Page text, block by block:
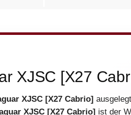
XJSC [X27
XJSC [X27 Cabrio]
XJSC [X27 Cabrio] ist der